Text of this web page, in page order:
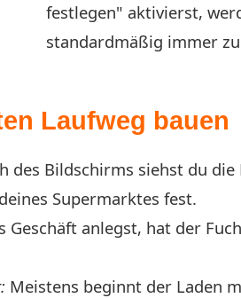
festlegen" aktivierst,
standardmäßig immer
Laufweg bauen
des Bildschirms siehst du
Supermarktes fest.
Geschäft anlegst, hat der
Meistens beginnt der Laden